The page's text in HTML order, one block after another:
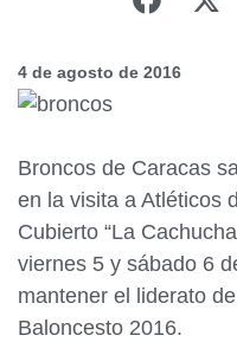
4 de agosto de 2016
Broncos de Caracas
en la visita a Atléticos
Cubierto “La
viernes 5 y sábado 6
mantener el liderato
Baloncesto 2016.